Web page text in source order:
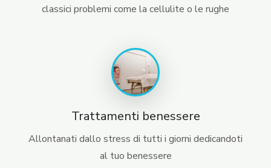
classici problemi come la cellulite o le rughe
Trattamenti benessere
Allontanati dallo stress di tutti i giorni dedicandoti
al tuo benessere